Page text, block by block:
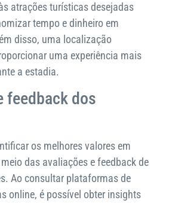
atrações turísticas desejadas
tempo e dinheiro em
disso, uma localização
uma experiência mais
a estadia.
feedback dos
os melhores valores em
das avaliações e feedback de
Ao consultar plataformas de
online, é possível obter insights